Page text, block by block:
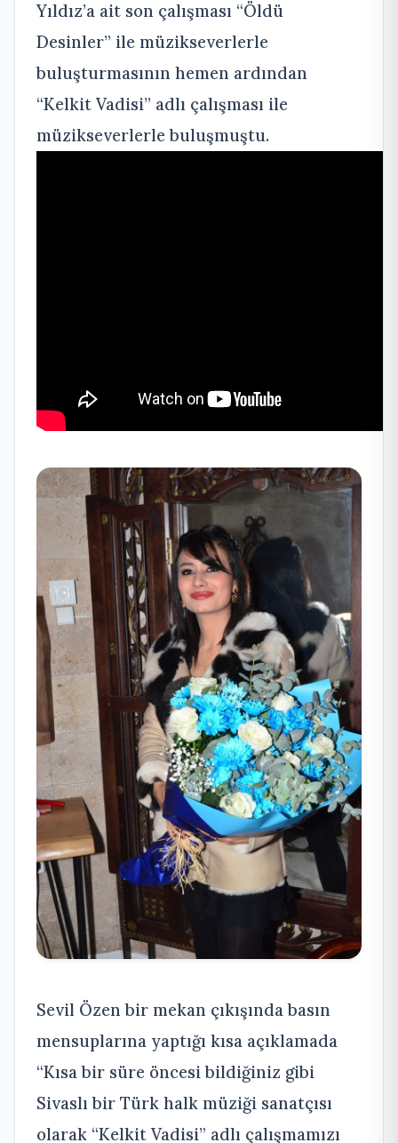
Yıldız’a ait son çalışması “Öldü
Desinler” ile müzikseverlerle
buluşturmasının hemen ardından
“Kelkit Vadisi” adlı çalışması ile
müzikseverlerle buluşmuştu.
Sevil Özen bir mekan çıkışında basın
mensuplarına yaptığı kısa açıklamada
“Kısa bir süre öncesi bildiğiniz gibi
Sivaslı bir Türk halk müziği sanatçısı
olarak “Kelkit Vadisi” adlı çalışmamızı